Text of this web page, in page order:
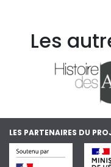
Les
LES PARTENAIRES DU